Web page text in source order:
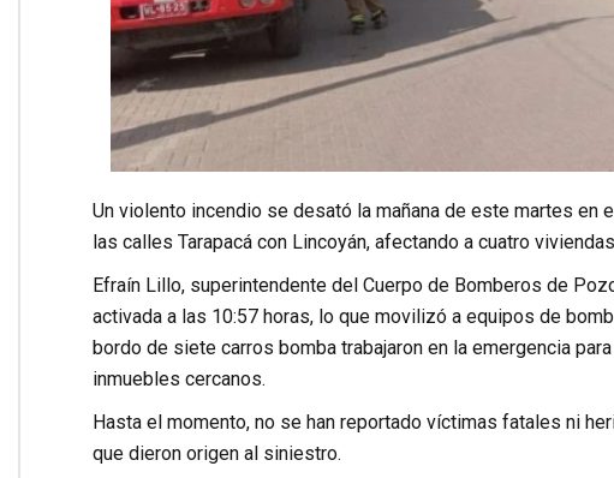
Un violento incendio se desató la mañana de este martes
las calles Tarapacá con Lincoyán, afectando a cuatro
Efraín Lillo, superintendente del Cuerpo de Bomberos de
activada a las 10:57 horas, lo que movilizó a equipos de
bordo de siete carros bomba trabajaron en la emergencia
inmuebles cercanos.
Hasta el momento, no se han reportado víctimas fatales ni
que dieron origen al siniestro.